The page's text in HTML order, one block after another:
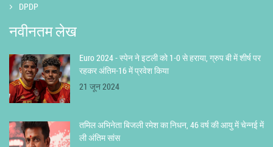
DPDP
नवीनतम लेख
Euro 2024 - स्पेन ने इटली को 1-0 से हराया, ग्रुप बी में शीर्ष पर
रहकर अंतिम-16 में प्रवेश किया
21 जून 2024
तमिल अभिनेता बिजली रमेश का निधन, 46 वर्ष की आयु में चेन्नई में
ली अंतिम सांस